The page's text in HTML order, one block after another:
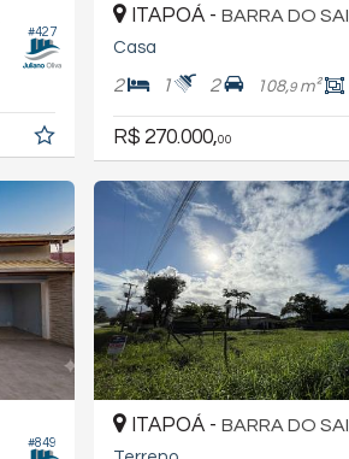
#427
ITAPOÁ - BARRA DO SAI
Casa
2 1 2 108,9m²
R$ 270.000,00
#849
ITAPOÁ - BARRA DO SAI